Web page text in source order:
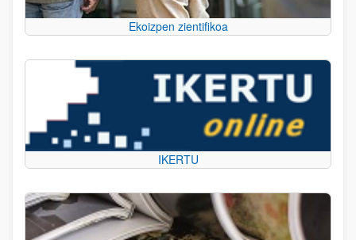
Ekoizpen zientifikoa
IKERTU